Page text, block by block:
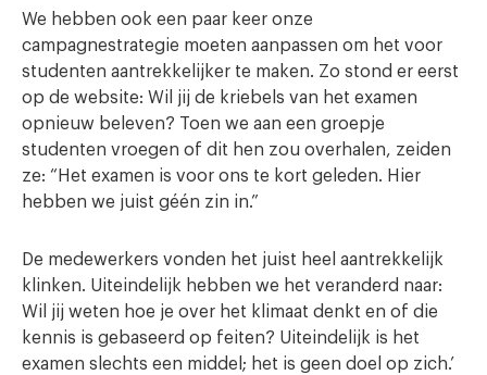
We hebben ook een paar keer onze
campagnestrategie moeten aanpassen om het voor
studenten aantrekkelijker te maken. Zo stond er eerst
op de website: Wil jij de kriebels van het examen
opnieuw beleven? Toen we aan een groepje
studenten vroegen of dit hen zou overhalen, zeiden
ze: “Het examen is voor ons te kort geleden. Hier
hebben we juist géén zin in.”
De medewerkers vonden het juist heel aantrekkelijk
klinken. Uiteindelijk hebben we het veranderd naar:
Wil jij weten hoe je over het klimaat denkt en of die
kennis is gebaseerd op feiten? Uiteindelijk is het
examen slechts een middel; het is geen doel op zich.’